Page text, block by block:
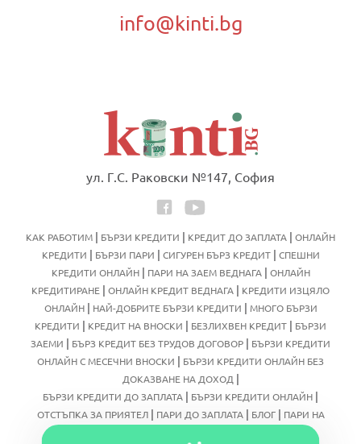
info@kinti.bg
ул. Г.С. Раковски №147, София
КАК РАБОТИМ | БЪРЗИ КРЕДИТИ | КРЕДИТ ДО ЗАПЛАТА | ОНЛАЙН
КРЕДИТИ | БЪРЗИ ПАРИ | СИГУРЕН БЪРЗ КРЕДИТ| СПЕШНИ
КРЕДИТИ ОНЛАЙН| ПАРИ НА ЗАЕМ ВЕДНАГА| ОНЛАЙН
КРЕДИТИРАНЕ | ОНЛАЙН КРЕДИТ ВЕДНАГА | КРЕДИТИ ИЗЦЯЛО
ОНЛАЙН| НАЙ-ДОБРИТЕ БЪРЗИ КРЕДИТИ | МНОГО БЪРЗИ
КРЕДИТИ | КРЕДИТ НА ВНОСКИ | БЕЗЛИХВЕН КРЕДИТ | БЪРЗИ
ЗАЕМИ | БЪРЗ КРЕДИТ БЕЗ ТРУДОВ ДОГОВОР | БЪРЗИ КРЕДИТИ
ОНЛАЙН С МЕСЕЧНИ ВНОСКИ | БЪРЗИ КРЕДИТИ ОНЛАЙН БЕЗ
ДОКАЗВАНЕ НА ДОХОД |
БЪРЗИ КРЕДИТИ ДО ЗАПЛАТА | БЪРЗИ КРЕДИТИ ОНЛАЙН |
ОТСТЪПКА ЗА ПРИЯТЕЛ| ПАРИ ДО ЗАПЛАТА| БЛОГ| ПАРИ НА
ЗАЕМ ОНЛАЙН
БЪРЗИ